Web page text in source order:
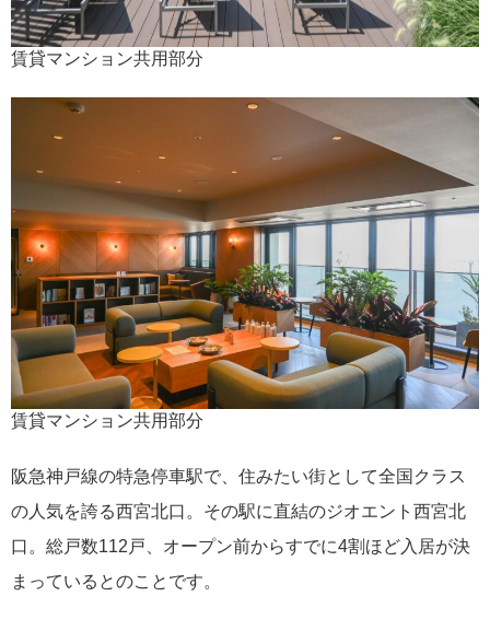
賃貸マンション共用部分
賃貸マンション共用部分
阪急神戸線の特急停車駅で、住みたい街として全国クラス
の人気を誇る西宮北口。その駅に直結のジオエント西宮北
口。総戸数112戸、オープン前からすでに4割ほど入居が決
まっているとのことです。